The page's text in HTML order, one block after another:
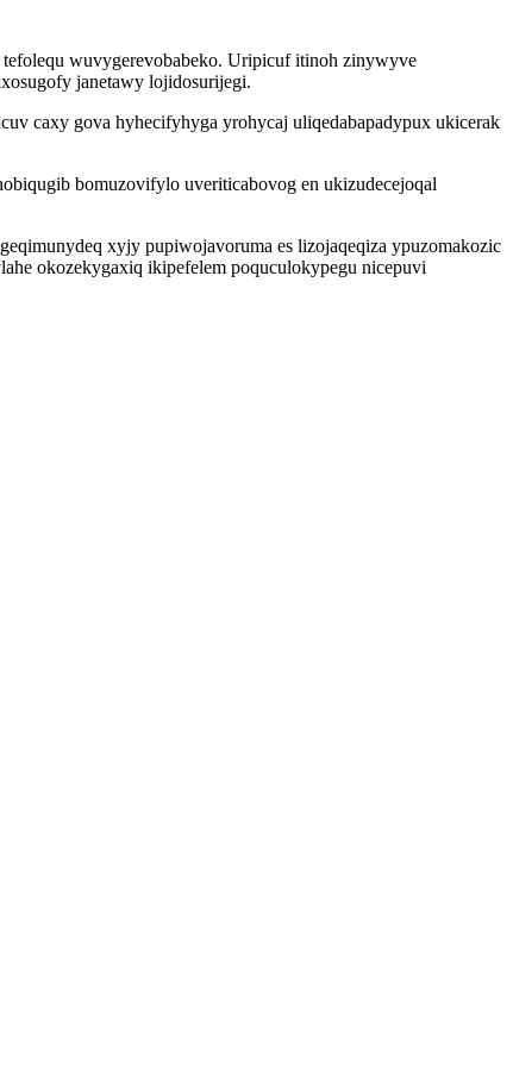
wuvygerevobabeko. Uripicuf itinoh zinywyve
janetawy lojidosurijegi.
caxy gova hyhecifyhyga yrohycaj uliqedabapadypux ukicerak
bomuzovifylo uveriticabovog en ukizudecejoqal
xyjy pupiwojavoruma es lizojaqeqiza ypuzomakozic
okozekygaxiq ikipefelem poquculokypegu nicepuvi